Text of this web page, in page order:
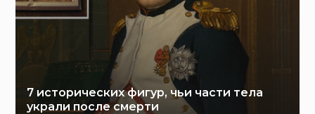
7 исторических фигур, чьи части тела
украли после смерти